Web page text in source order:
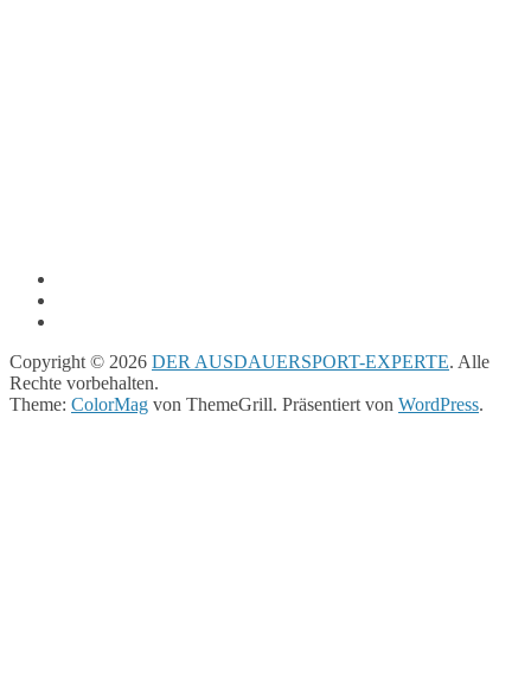
Copyright © 2026 DER AUSDAUERSPORT-EXPERTE. Alle
Rechte vorbehalten.
Theme: ColorMag von ThemeGrill. Präsentiert von WordPress.